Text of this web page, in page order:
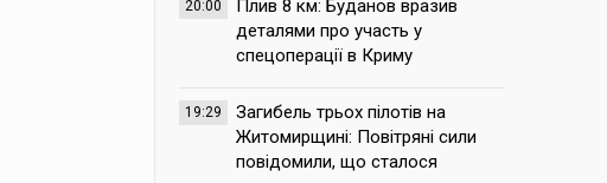
20:00
Плив 8 км: Буданов вразив
деталями про участь у
спецоперації в Криму
19:29
Загибель трьох пілотів на
Житомирщині: Повітряні сили
повідомили, що сталося